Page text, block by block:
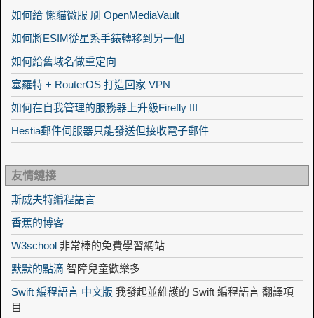
如何給 懶貓微服 刷 OpenMediaVault
如何將ESIM從星系手錶轉移到另一個
如何給舊域名做重定向
塞羅特 + RouterOS 打造回家 VPN
如何在自我管理的服務器上升級Firefly III
Hestia郵件伺服器只能發送但接收電子郵件
友情鏈接
斯威夫特編程語言
香蕉的博客
W3school 非常棒的免費學習網站
默默的點滴 智障兒童歡樂多
Swift 編程語言 中文版 我發起並維護的 Swift 編程語言 翻譯項
目